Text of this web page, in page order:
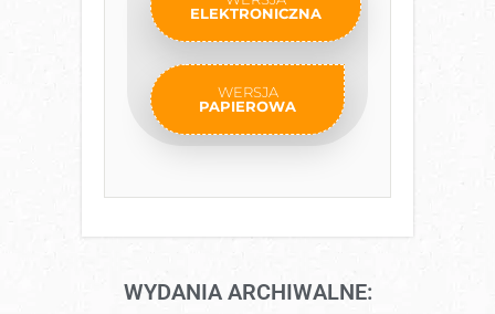
ELEKTRONICZNA
WERSJA
PAPIEROWA
WYDANIA ARCHIWALNE: